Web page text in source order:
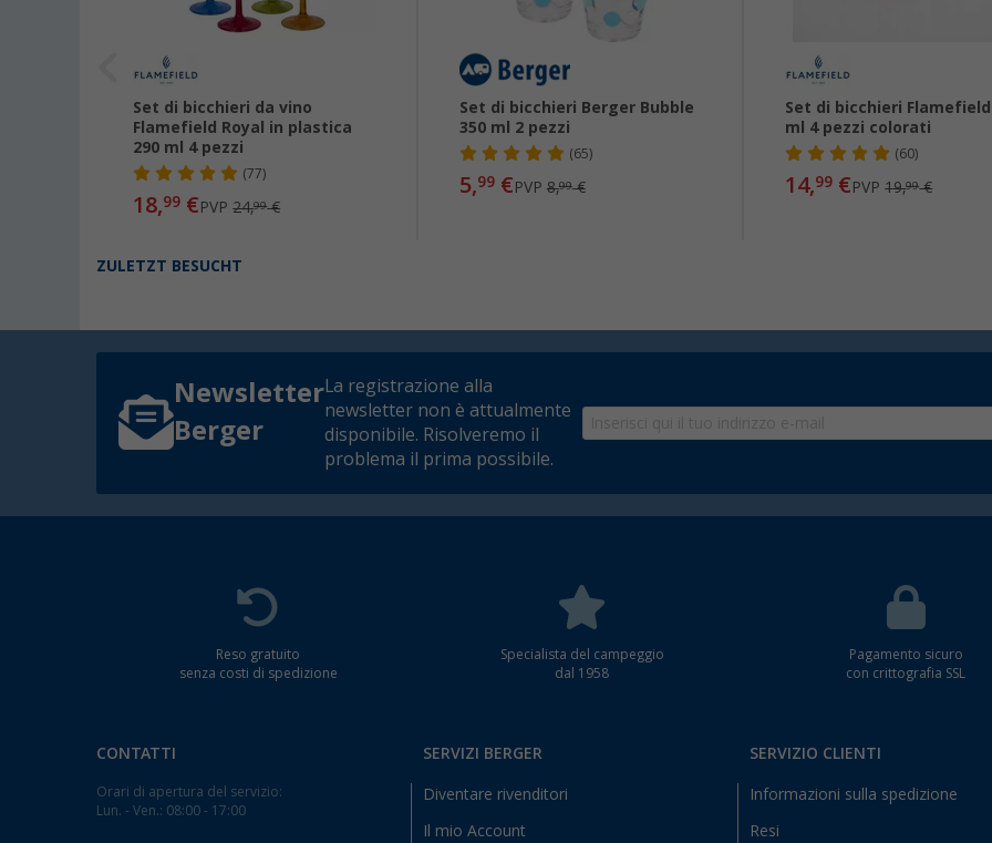
Set di bicchieri da vino
Flamefield Royal in plastica
290 ml 4 pezzi
(77)
18,99 €PVP24,99€
Set di bicchieri Berger Bubble
350 ml 2 pezzi
(65)
5,99€PVP 8,99€
Set di bicchieri Flamefield
ml 4 pezzi colorati
(60)
14,99 €PVP19,99€
ZULETZT BESUCHT
Newsletter
Berger
La registrazione alla
newsletter non è attualmente
disponibile. Risolveremo il
problema il prima possibile.
Reso gratuito
senza costi di spedizione
Specialista del campeggio
dal 1958
Pagamento sicuro
con crittografia SSL
CONTATTI
Orari di apertura del servizio:
Lun. - Ven.: 08:00 - 17:00
SERVIZI BERGER
Diventare rivenditori
Il mio Account
SERVIZIO CLIENTI
Informazioni sulla spedizione
Resi